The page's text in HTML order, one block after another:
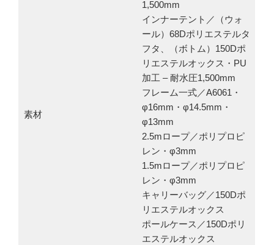
素材
1,500mm
インナーテント／（ウォ
ール）68Dポリエステルタ
フタ、（ボトム）150Dポ
リエステルオックス・PU
加工 – 耐水圧1,500mm
フレーム一式／A6061・
φ16mm・φ14.5mm・
φ13mm
2.5mロープ／ポリプロピ
レン・φ3mm
1.5mロープ／ポリプロピ
レン・φ3mm
キャリーバッグ／150Dポ
リエステルオックス
ポールケース／150Dポリ
エステルオックス